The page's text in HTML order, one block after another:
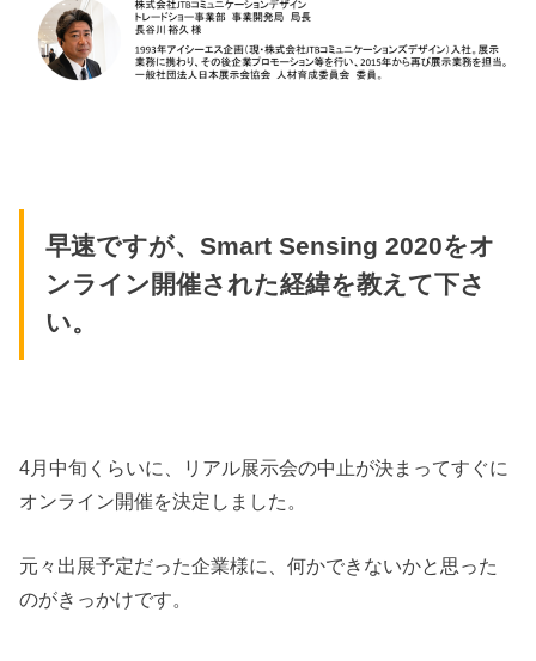
早速ですが、Smart Sensing 2020をオ
ンライン開催された経緯を教えて下さ
い。
4月中旬くらいに、リアル展示会の中止が決まってすぐに
オンライン開催を決定しました。
元々出展予定だった企業様に、何かできないかと思った
のがきっかけです。